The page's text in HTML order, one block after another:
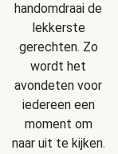
handomdraai de
lekkerste
gerechten. Zo
wordt het
avondeten voor
iedereen een
moment om
naar uit te kijken.